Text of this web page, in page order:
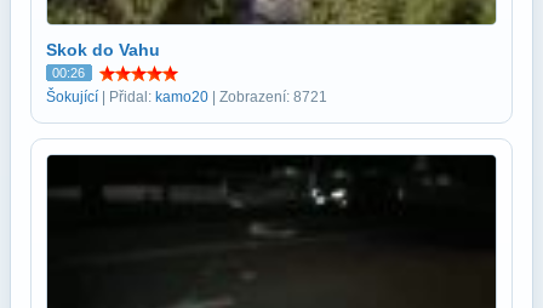
Skok do Vahu
00:26
Šokující | Přidal: kamo20 | Zobrazení: 8721